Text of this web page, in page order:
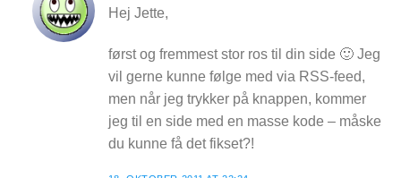
Hej Jette,
først og fremmest stor ros til din side 🙂 Jeg
vil gerne kunne følge med via RSS-feed,
men når jeg trykker på knappen, kommer
jeg til en side med en masse kode – måske
du kunne få det fikset?!